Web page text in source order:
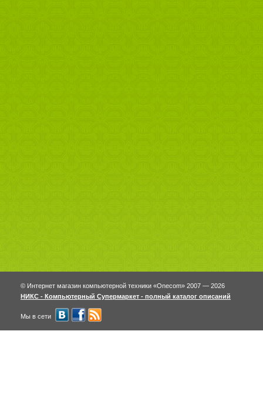
© Интернет магазин компьютерной техники «Onecom» 2007 — 2026
НИКС - Компьютерный Cупермаркет - полный каталог описаний
Мы в сети